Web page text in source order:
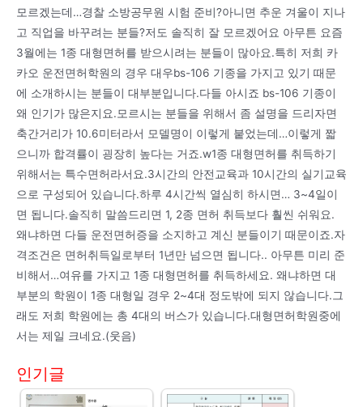
모르겠는데…경찰 소방공무원 시험 준비?아니면 추운 겨울이 지나
고 직업을 바꾸려는 분들?저도 솔직히 잘 모르겠어요 아무튼 요즘
3월에는 1종 대형면허를 받으시려는 분들이 많아요.특히 저희 카
카오 운전면허학원의 경우 대우bs-106 기종을 가지고 있기 때문
에 소개하시는 분들이 대부분입니다.다들 아시죠 bs-106 기종이
왜 인기가 많은지요.모르시는 분들을 위해서 좀 설명을 드리자면
축간거리가 10.6미터라서 모델명이 이렇게 붙었는데…이렇게 짧
으니까 합격률이 굉장히 높다는 거죠.w1종 대형면허를 취득하기
위해서는 특수면허라서요.3시간의 안전교육과 10시간의 실기교육
으로 구성되어 있습니다.하루 4시간씩 열심히 하시면… 3~4일이
면 됩니다.솔직히 말씀드리면 1, 2종 면허 취득보다 훨씬 쉬워요.
왜냐하면 다들 운전면허증을 소지하고 계신 분들이기 때문이죠.자
격조건은 면허취득일로부터 1년만 넘으면 됩니다.. 아무튼 미리 준
비해서…여유를 가지고 1종 대형면허를 취득하세요. 왜냐하면 대
부분의 학원이 1종 대형일 경우 2~4대 정도밖에 되지 않습니다.그
래도 저희 학원에는 총 4대의 버스가 있습니다.대형면허학원중에
서는 제일 크네요.(웃음)
인기글